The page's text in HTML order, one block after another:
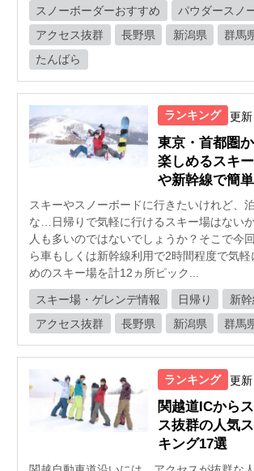
スノーボーダーおすすめ
パウダースノ
アクセス抜群
長野県 新潟県 群馬
たんばら
ランキング 更
東京・首都圏
楽しめるスキ
や新幹線で簡
スキーやスノーボードに行きたいけれど、
な…日帰りで気軽に行けるスキー場はない
人も多いのではないでしょうか？そこで今
ら車もしくは新幹線利用で2時間程度で気
めのスキー場を計12ヵ所ピック...
スキー場・ゲレンデ情報 日帰り
新
アクセス抜群
長野県 新潟県 群馬
ランキング 更
関越道ICから
ス抜群の人気
キング17選